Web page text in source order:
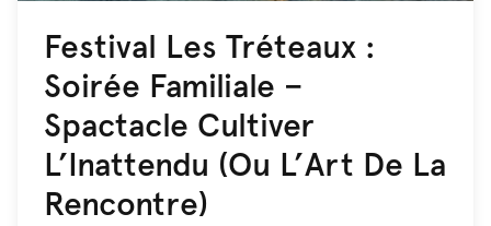
Festival Les Tréteaux :
Soirée Familiale –
Spactacle Cultiver
L’Inattendu (Ou L’Art De La
Rencontre)